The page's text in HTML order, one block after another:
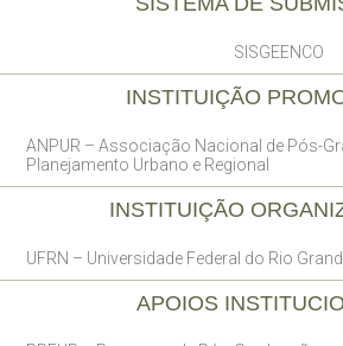
SISGEENCO
INSTITUIÇÃO
ANPUR – Associação Nacional de Pós-
Planejamento Urbano e Regional
INSTITUIÇÃO
UFRN – Universidade Federal do Rio
APOIOS